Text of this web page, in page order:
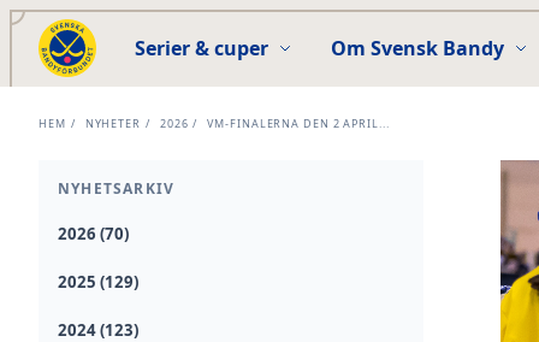
Serier & cuper Om Svensk Bandy
HEM / NYHETER / 2026 / VM-FINALERNA DEN 2 APRIL...
NYHETSARKIV
2026 (70)
2025 (129)
2024 (123)